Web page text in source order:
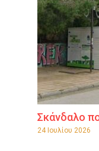
Σκάνδαλο
24 Ιουλίου 2026